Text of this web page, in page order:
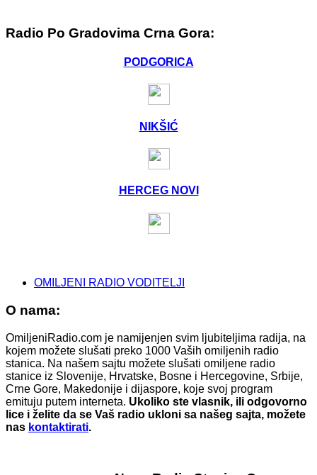
Radio Po Gradovima Crna Gora:
PODGORICA
NIKŠIĆ
HERCEG NOVI
OMILJENI RADIO VODITELJI
O nama:
OmiljeniRadio.com je namijenjen svim ljubiteljima radija, na
kojem možete slušati preko 1000 Vaših omiljenih radio
stanica. Na našem sajtu možete slušati omiljene radio
stanice iz Slovenije, Hrvatske, Bosne i Hercegovine, Srbije,
Crne Gore, Makedonije i dijaspore, koje svoj program
emituju putem interneta. Ukoliko ste vlasnik, ili odgovorno
lice i želite da se Vaš radio ukloni sa našeg sajta, možete
nas kontaktirati.